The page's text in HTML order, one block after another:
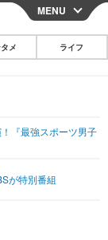
CLOSE
その他
・ドラマ
MENU
メ ライフ
『最強スポーツ男子
が特別番組